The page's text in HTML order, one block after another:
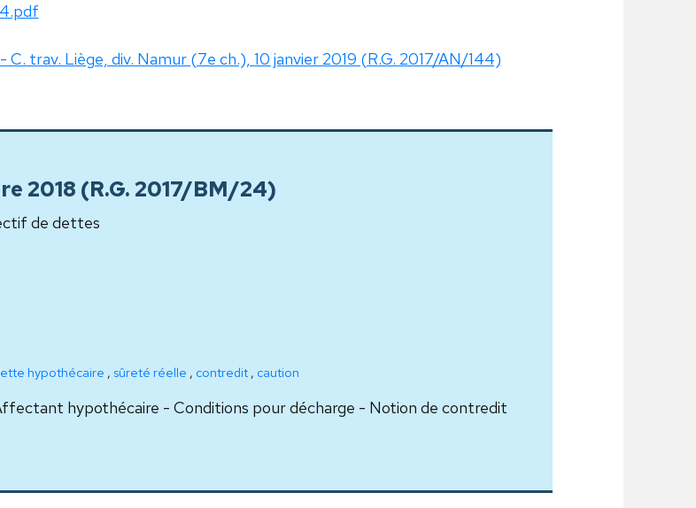
C. trav. Liège, div. Namur (7e ch.), 10 janvier 2019 (R.G. 2017/AN/144)
2018 (R.G. 2017/BM/24)
de dettes
hypothécaire , sûreté réelle , contredit, caution
hypothécaire - Conditions pour décharge - Notion de contredit